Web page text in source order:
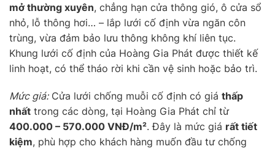
mở thường xuyên, chẳng hạn cửa thông gió, ô cửa sổ
nhỏ, lỗ thông hơi… – lắp lưới cố định vừa ngăn côn
trùng, vừa đảm bảo lưu thông không khí liên tục.
Khung lưới cố định của Hoàng Gia Phát được thiết kế
linh hoạt, có thể tháo rời khi cần vệ sinh hoặc bảo trì.
Mức giá:Cửa lưới chống muỗi cố định có giá thấp
nhất trong các dòng, tại Hoàng Gia Phát chỉ từ
400.000 – 570.000 VNĐ/m². Đây là mức giá rất tiết
kiệm, phù hợp cho khách hàng muốn đầu tư chống